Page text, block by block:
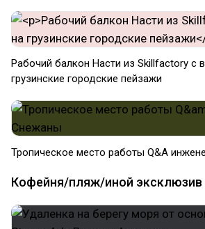
Рабочий балкон Насти из Skillfactory с
грузинские городские пейзажи
Тропическое место работы Q&A
Кофейня/пляж/иной эксклюзив